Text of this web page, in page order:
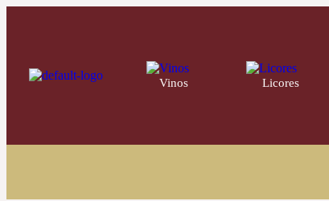
Vinos Licores